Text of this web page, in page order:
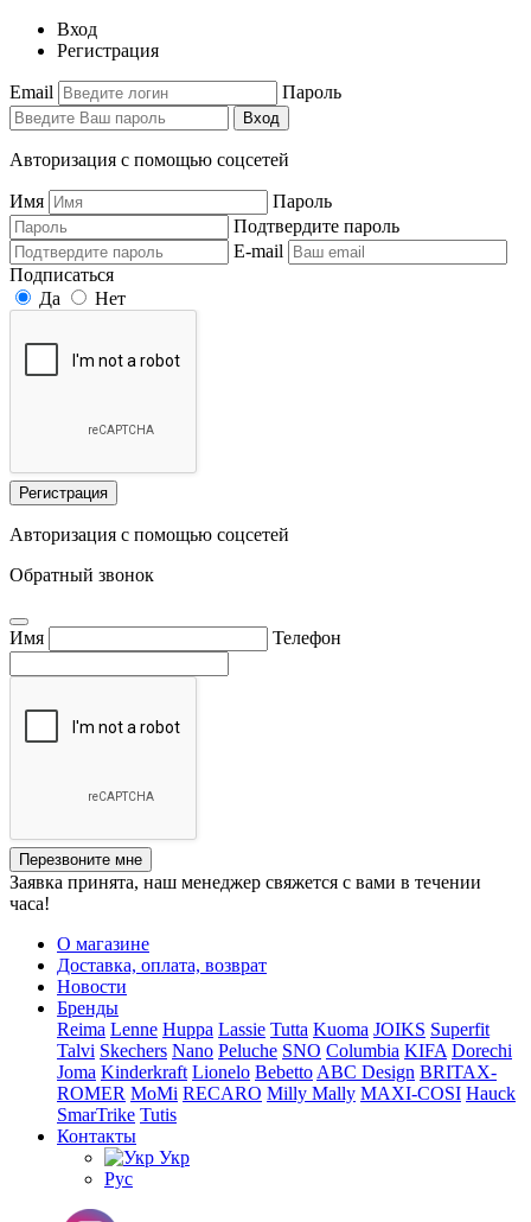
Вход
Регистрация
Email Пароль
Вход
Авторизация с помощью соцсетей
Имя
Пароль
Подтвердите пароль
E-mail
Подписаться
Да
Нет
Регистрация
Авторизация с помощью соцсетей
Обратный звонок
Имя Телефон
Перезвоните мне
Заявка принята, наш менеджер свяжется с вами в течении
часа!
О магазине
Доставка, оплата, возврат
Новости
Бренды
Reima Lenne Huppa Lassie Tutta Kuoma JOIKS Superfit
Talvi Skechers Nano Peluche SNO Columbia KIFA Dorechi
Joma Kinderkraft Lionelo Bebetto ABC Design BRITAX-
ROMER MoMi RECARO Milly Mally MAXI-COSI Hauck
SmarTrike Tutis
Контакты
Укр
Рус